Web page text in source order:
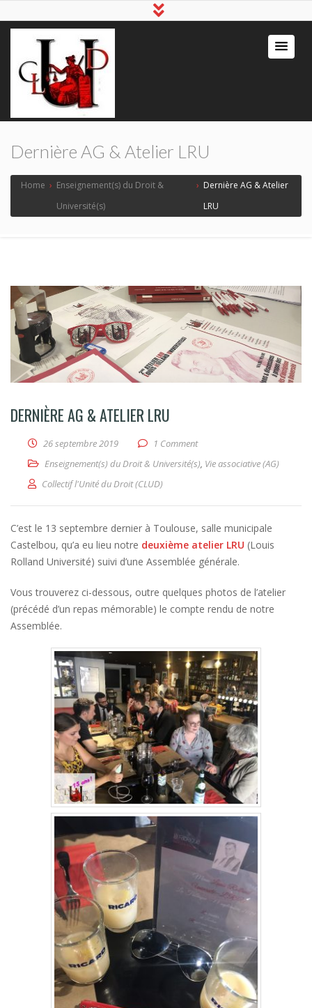
Dernière AG & Atelier LRU
Home › Enseignement(s) du Droit &
Université(s)
› Dernière AG & Atelier
LRU
DERNIÈRE AG & ATELIER LRU
26 septembre 2019
1 Comment
Enseignement(s) du Droit & Université(s), Vie associative (AG)
Collectif l'Unité du Droit (CLUD)
C’est le 13 septembre dernier à Toulouse, salle municipale
Castelbou, qu’a eu lieu notre deuxième atelier LRU (Louis
Rolland Université) suivi d’une Assemblée générale.
Vous trouverez ci-dessous, outre quelques photos de l’atelier
(précédé d’un repas mémorable) le compte rendu de notre
Assemblée.